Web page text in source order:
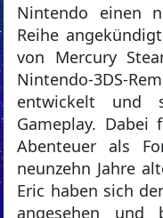
Nintendo einen
Reihe
von Mercury
Nintendo-3DS-
entwickelt und
Gameplay. Dabei
Abenteuer als
neunzehn Jahre
Eric haben sich
angesehen und